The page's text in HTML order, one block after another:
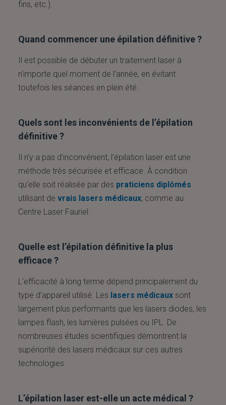
fins, etc.).
Quand commencer une épilation définitive ?
Il est possible de débuter un traitement laser à
n’importe quel moment de l’année, en évitant
toutefois les séances en plein été.
Quels sont les inconvénients de l’épilation
définitive ?
Il n’y a pas d’inconvénient, l’épilation laser est une
méthode très sécurisée et efficace. À condition
qu’elle soit réalisée par des praticiens diplômés
utilisant de vrais lasers médicaux, comme au
Centre Laser Fauriel.
Quelle est l’épilation définitive la plus
efficace ?
L’efficacité à long terme dépend principalement du
type d’appareil utilisé. Les lasers médicauxsont
largement plus performants que les lasers diodes, les
lampes flash, les lumières pulsées ou IPL. De
nombreuses études scientifiques démontrent la
supériorité des lasers médicaux sur ces autres
technologies.
L’épilation laser est-elle un acte médical ?